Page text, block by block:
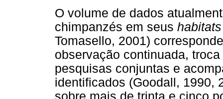
O volume de dados
chimpanzés em seus
Tomasello, 2001)
observação continuada,
pesquisas conjuntas e
identificados (Goodall, 1990,